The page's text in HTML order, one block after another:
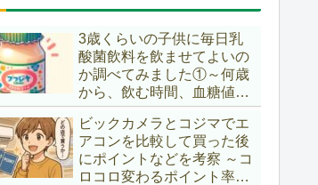
3歳くらいの子供に毎日乳
酸菌飲料を飲ませてよいの
か調べてみました①～何歳
から、飲む時間、血糖値ス
パイク～
ビックカメラとコジマでエ
アコンを比較して買った後
にポイントなどを考察 ～コ
ロコロ変わるポイント率に